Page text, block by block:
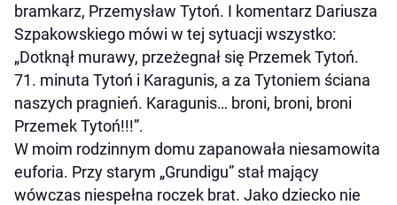
bramkarz, Przemysław Tytoń. I komentarz Dariusza
Szpakowskiego mówi w tej sytuacji wszystko:
„Dotknął murawy, przeżegnał się Przemek Tytoń.
71. minuta Tytoń i Karagunis, a za Tytoniem ściana
naszych pragnień. Karagunis… broni, broni, broni
Przemek Tytoń!!!”.
W moim rodzinnym domu zapanowała niesamowita
euforia. Przy starym „Grundigu” stał mający
wówczas niespełna roczek brat. Jako dziecko nie